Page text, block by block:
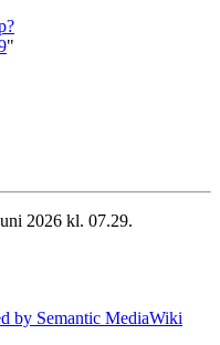
"
2026 kl. 07.29.
by Semantic MediaWiki